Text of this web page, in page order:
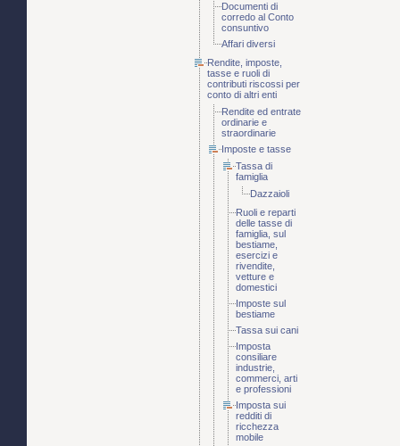
Documenti di
corredo al Conto
consuntivo
Affari diversi
Rendite, imposte,
tasse e ruoli di
contributi riscossi per
conto di altri enti
Rendite ed entrate
ordinarie e
straordinarie
Imposte e tasse
Tassa di
famiglia
Dazzaioli
Ruoli e reparti
delle tasse di
famiglia, sul
bestiame,
esercizi e
rivendite,
vetture e
domestici
Imposte sul
bestiame
Tassa sui cani
Imposta
consiliare
industrie,
commerci, arti
e professioni
Imposta sui
redditi di
ricchezza
mobile